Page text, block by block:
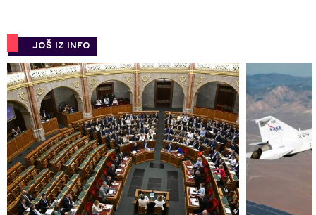
JOŠ IZ INFO
0